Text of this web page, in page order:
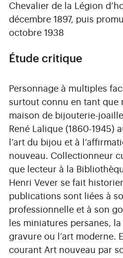
Chevalier de la Légion
décembre 1897, puis
octobre 1938
Étude critique
Personnage à multiples
surtout connu en tant que
maison de bijouterie-
René Lalique (1860-1945)
l’art du bijou et à
nouveau. Collectionneur
que lecteur à la
Henri Vever se fait
publications sont liées à
professionnelle et à son
les miniatures persanes,
gravure ou l’art moderne.
courant Art nouveau par